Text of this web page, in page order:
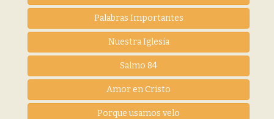
Palabras Importantes
Nuestra Iglesia
Salmo 84
Amor en Cristo
Porque usamos velo